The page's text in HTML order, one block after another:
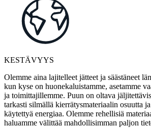
KESTÄVYYS
Olemme aina lajitelleet jätteet ja säästäneet
kun kyse on huonekaluistamme, asetamme
ja toimittajillemme. Puun on oltava
tarkasti silmällä kierrätysmateriaalin osuutta
käytettyä energiaa. Olemme rehellisiä
haluamme välittää mahdollisimman paljon